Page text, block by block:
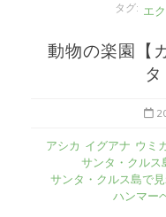
タグ: エ
動物の楽園【
アシカ イグアナ ウミ
サンタ・クルス
サンタ・クルス島で
ハンマー